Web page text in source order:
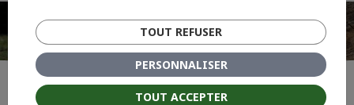
l’article
PUBLIÉ DANS
Opération granulés à prix coûtant
TOUT ACCEPTER
TOUT REFUSER
PERSONNALISER